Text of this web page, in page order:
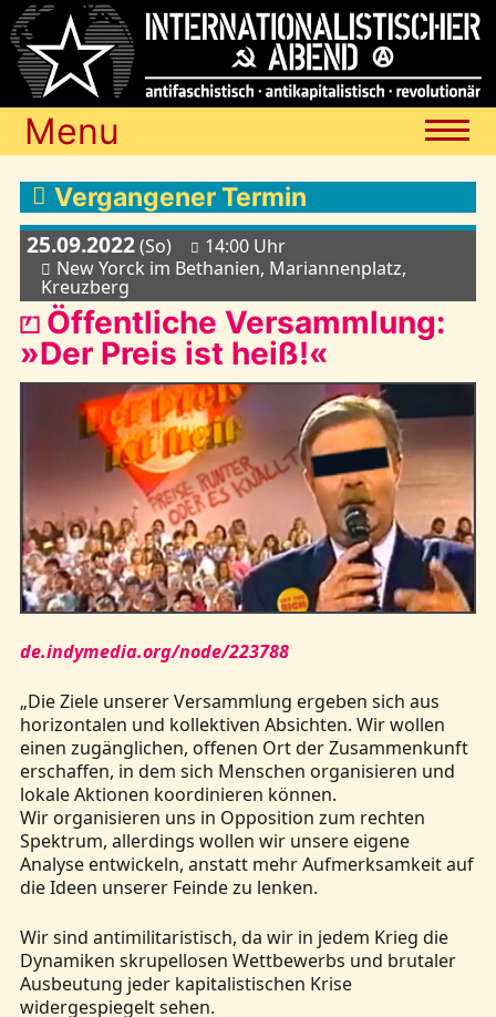
Menu
Termine
Blog
Media
Archiv
Links
Kontakt
Vergangener Termin
25.09.2022(So)
14:00 Uhr
New Yorck im Bethanien, Mariannenplatz,
Kreuzberg
⏍ Öffentliche Versammlung:
»Der Preis ist heiß!«
de.indymedia.org/node/223788
„Die Ziele unserer Versammlung ergeben sich aus
horizontalen und kollektiven Absichten. Wir wollen
einen zugänglichen, offenen Ort der Zusammenkunft
erschaffen, in dem sich Menschen organisieren und
lokale Aktionen koordinieren können.
Wir organisieren uns in Opposition zum rechten
Spektrum, allerdings wollen wir unsere eigene
Analyse entwickeln, anstatt mehr Aufmerksamkeit auf
die Ideen unserer Feinde zu lenken.
Wir sind antimilitaristisch, da wir in jedem Krieg die
Dynamiken skrupellosen Wettbewerbs und brutaler
Ausbeutung jeder kapitalistischen Krise
widergespiegelt sehen.